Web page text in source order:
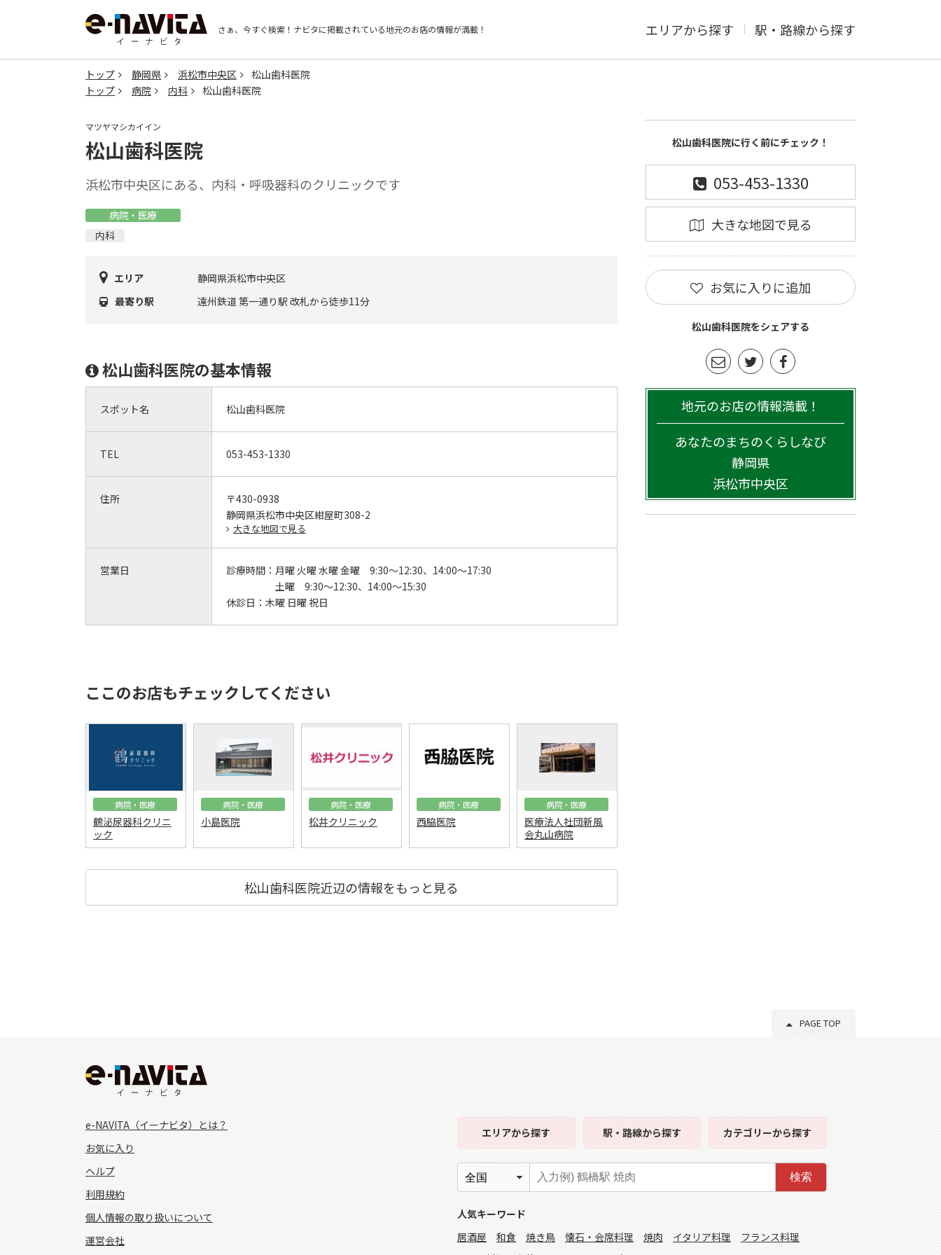
さぁ、今すぐ検索！ ナビタに掲載されている地元のお店の情報が満載！ エリアから探す 駅・路線から探す
トップ 静岡県 浜松市中央区
松山歯科医院
トップ
病院 内科 松山歯科医院
マツヤマシカイイン
松山歯科医院
浜松市中央区にある、内科・呼吸器科のクリニックです
病院・医療
内科
エリア
静岡県浜松市中央区
最寄り駅
遠州鉄道 第一通り駅 改札から徒歩11分
松山歯科医院の基本情報
スポット名 松山歯科医院
TEL 053-453-1330
住所
〒430-0938
静岡県浜松市中央区紺屋町308-2
大きな地図で見る
営業日 診療時間： 月曜 火曜 水曜 金曜 9:30～12:30、14:00～17:30
土曜 9:30～12:30、14:00～15:30
休診日： 木曜 日曜 祝日
ここのお店もチェックしてください
病院・医療
鶴泌尿器科クリニ
ック
病院・医療
小島医院
病院・医療
松井クリニック
病院・医療
西脇医院
病院・医療
医療法人社団新風
会丸山病院
松山歯科医院近辺の情報をもっと見る
松山歯科医院に行く前にチェック！
053-453-1330
大きな地図で見る
お気に入りに追加
松山歯科医院をシェアする
地元のお店の情報満載！
あなたのまちのくらしなび
静岡県
浜松市中央区
PAGE TOP
e-NAVITA（イーナビタ）とは？
お気に入り
ヘルプ
利用規約
個人情報の取り扱いについて
運営会社
エリアから探す 駅・路線から探す カテゴリーから探す
検索
人気キーワード
居酒屋
和食 焼き鳥 懐石・会席料理 焼肉 イタリア料理
フランス料理